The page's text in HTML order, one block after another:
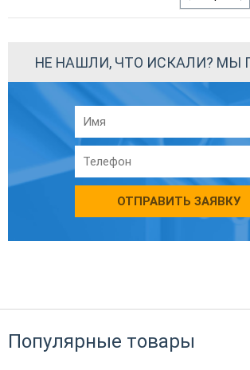
НЕ НАШЛИ, ЧТО ИСКАЛИ? МЫ
ОТПРАВИТЬ ЗАЯВКУ
Популярные товары